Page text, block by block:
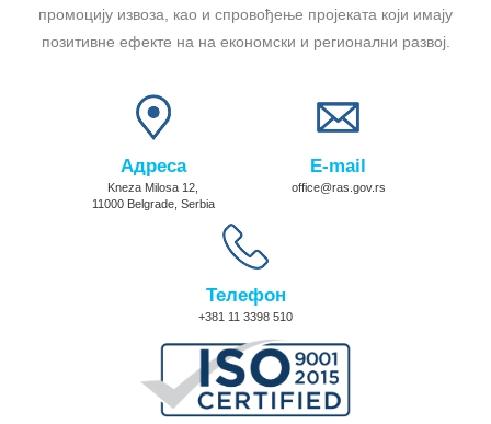
промоцију извоза, као и спровођење пројеката који имају
позитивне ефекте на на економски и регионални развој.
Адреса
Kneza Milosa 12,
11000 Belgrade, Serbia
E-mail
office@ras.gov.rs
Телефон
+381 11 3398 510